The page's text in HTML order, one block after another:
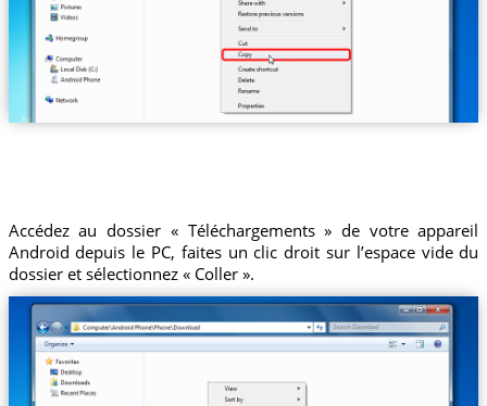
Accédez au dossier « Téléchargements » de votre appareil
Android depuis le PC, faites un clic droit sur l’espace vide du
dossier et sélectionnez « Coller ».